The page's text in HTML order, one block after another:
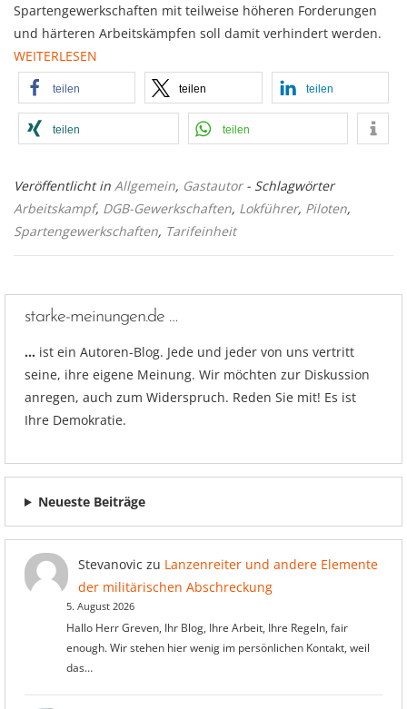
Spartengewerkschaften mit teilweise höheren Forderungen
und härteren Arbeitskämpfen soll damit verhindert werden.
WEITERLESEN
teilen teilen teilen
teilen teilen
Veröffentlicht in Allgemein, Gastautor - Schlagwörter
Arbeitskampf, DGB-Gewerkschaften, Lokführer, Piloten,
Spartengewerkschaften, Tarifeinheit
starke-meinungen.de …
… ist ein Autoren-Blog. Jede und jeder von uns vertritt
seine, ihre eigene Meinung. Wir möchten zur Diskussion
anregen, auch zum Widerspruch. Reden Sie mit! Es ist
Ihre Demokratie.
Neueste Beiträge
Stevanovic zu Lanzenreiter und andere Elemente
der militärischen Abschreckung
5. August 2026
Hallo Herr Greven, Ihr Blog, Ihre Arbeit, Ihre Regeln, fair
enough. Wir stehen hier wenig im persönlichen Kontakt, weil
das…